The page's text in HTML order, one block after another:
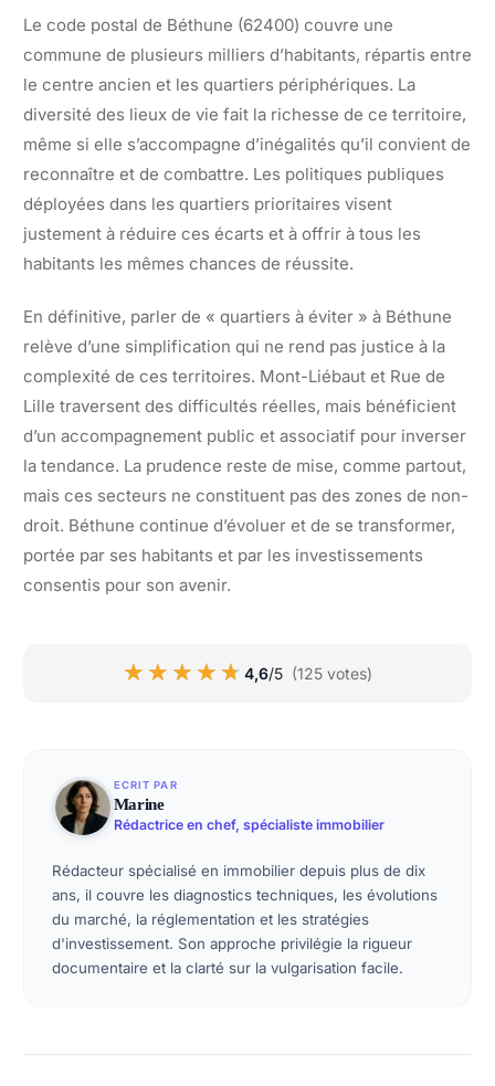
Le code postal de Béthune (62400) couvre une
commune de plusieurs milliers d’habitants, répartis entre
le centre ancien et les quartiers périphériques. La
diversité des lieux de vie fait la richesse de ce territoire,
même si elle s’accompagne d’inégalités qu’il convient de
reconnaître et de combattre. Les politiques publiques
déployées dans les quartiers prioritaires visent
justement à réduire ces écarts et à offrir à tous les
habitants les mêmes chances de réussite.
En définitive, parler de « quartiers à éviter » à Béthune
relève d’une simplification qui ne rend pas justice à la
complexité de ces territoires. Mont-Liébaut et Rue de
Lille traversent des difficultés réelles, mais bénéficient
d’un accompagnement public et associatif pour inverser
la tendance. La prudence reste de mise, comme partout,
mais ces secteurs ne constituent pas des zones de non-
droit. Béthune continue d’évoluer et de se transformer,
portée par ses habitants et par les investissements
consentis pour son avenir.
★★★★★
★★★★★ 4,6/5 (125 votes)
ECRIT PAR
Marine
Rédactrice en chef, spécialiste immobilier
Rédacteur spécialisé en immobilier depuis plus de dix
ans, il couvre les diagnostics techniques, les évolutions
du marché, la réglementation et les stratégies
d'investissement. Son approche privilégie la rigueur
documentaire et la clarté sur la vulgarisation facile.